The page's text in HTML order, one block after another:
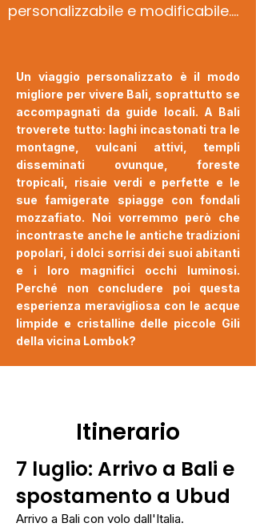
personalizzabile e modificabile.
riconferma al momento della
prenotazione
Un viaggio personalizzato è il modo
migliore per vivere Bali, soprattutto se
accompagnati da guide locali. A Bali
troverete tutto: laghi incastonati tra le
montagne, vulcani attivi, templi
disseminati ovunque, foreste
tropicali, risaie verdi e perfette e le
sue famigerate spiagge con fondali
mozzafiato. Noi vorremmo però che
incontraste anche le antiche tradizioni
popolari, i dolci sorrisi dei suoi abitanti
e i loro magnifici occhi luminosi.
Perché non concludere poi questa
esperienza meravigliosa con le acque
limpide e cristalline delle piccole Gili
della vicina Lombok?
Itinerario
7 luglio: Arrivo a Bali e
spostamento a Ubud
Arrivo a Bali con volo dall'Italia.